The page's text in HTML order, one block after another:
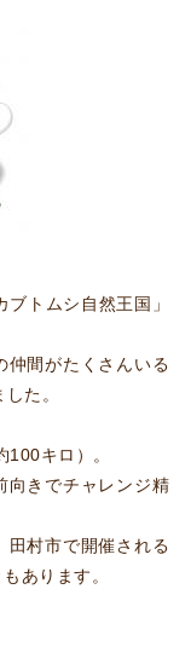
トムシ自然王国」
仲間がたくさんいる
た。
キロ）。
向きでチャレンジ精
田村市で開催される
あります。